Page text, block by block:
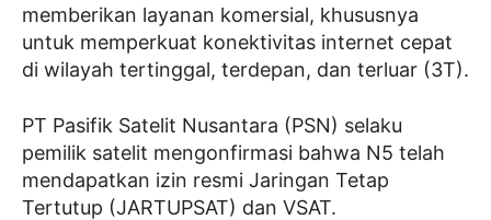
memberikan layanan komersial, khususnya
untuk memperkuat konektivitas internet cepat
di wilayah tertinggal, terdepan, dan terluar (3T).
PT Pasifik Satelit Nusantara (PSN) selaku
pemilik satelit mengonfirmasi bahwa N5 telah
mendapatkan izin resmi Jaringan Tetap
Tertutup (JARTUPSAT) dan VSAT.